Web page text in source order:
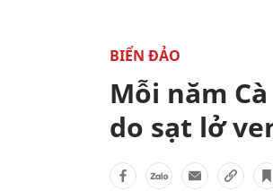
BIỂN ĐẢO
Mỗi năm
do sạt lở